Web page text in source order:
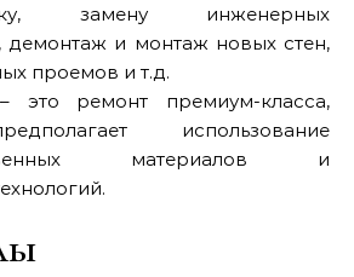
замену инженерных
демонтаж и монтаж новых стен,
проемов и т.д.
это ремонт премиум-класса,
использование
материалов и